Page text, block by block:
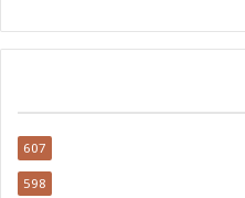
607
598